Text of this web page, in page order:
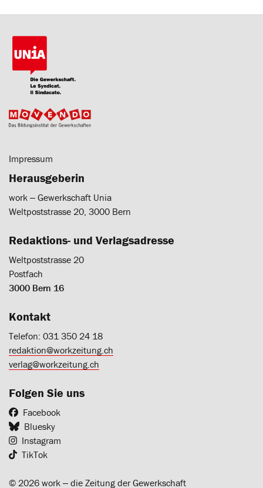
Impressum
Herausgeberin
work ‒ Gewerkschaft Unia
Weltpoststrasse 20, 3000 Bern
Redaktions- und Verlagsadresse
Weltpoststrasse 20
Postfach
3000 Bern 16
Kontakt
Telefon: 031 350 24 18
redaktion@workzeitung.ch
verlag@workzeitung.ch
Folgen Sie uns
Facebook
Bluesky
Instagram
TikTok
© 2026 work ‒ die Zeitung der Gewerkschaft